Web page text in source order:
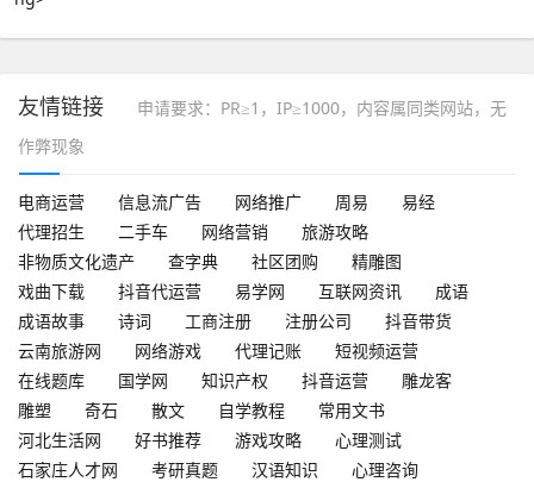
友情链接
申请要求：PR≥1，IP≥1000，内容属同类网站，无
作弊现象
电商运营 信息流广告 网络推广 周易
易经
代理招生
二手车 网络营销
旅游攻略
非物质文化遗产
查字典 社区团购
精雕图
戏曲下载
抖音代运营 易学网 互联网资讯
成语
成语故事
诗词 工商注册 注册公司
抖音带货
云南旅游网
网络游戏 代理记账
短视频运营
在线题库
国学网 知识产权 抖音运营
雕龙客
雕塑
奇石 散文 自学教程
常用文书
河北生活网
好书推荐 游戏攻略
心理测试
石家庄人才网
考研真题 汉语知识
心理咨询